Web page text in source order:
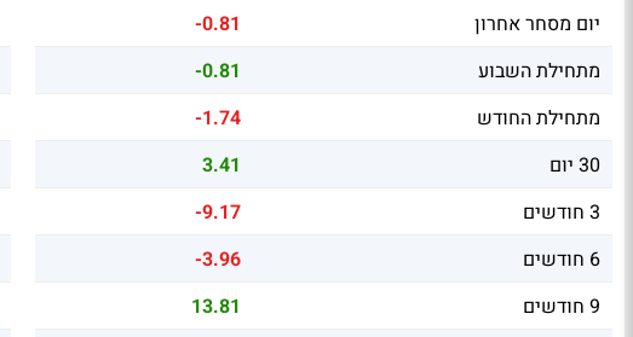
יום מסחר אחרון
-0.81
מתחילת השבוע
-0.81
מתחילת החודש
-1.74
30 יום
3.41
3 חודשים
-9.17
6 חודשים
-3.96
9 חודשים
13.81